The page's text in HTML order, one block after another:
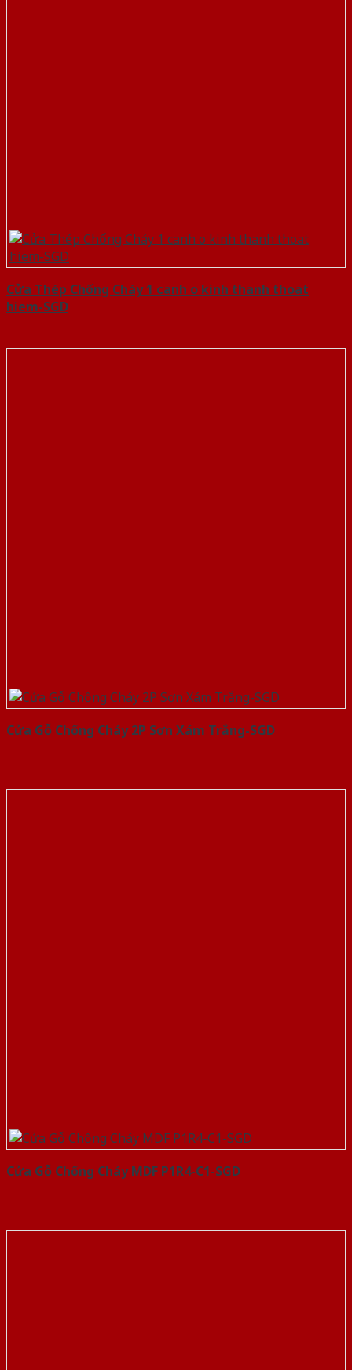
Cửa Thép Chống Cháy 1 canh o kinh thanh thoat
hiem-SGD
Cửa Gỗ Chống Cháy 2P Sơn Xám Trắng-SGD
Cửa Gỗ Chống Cháy MDF P1R4-C1-SGD